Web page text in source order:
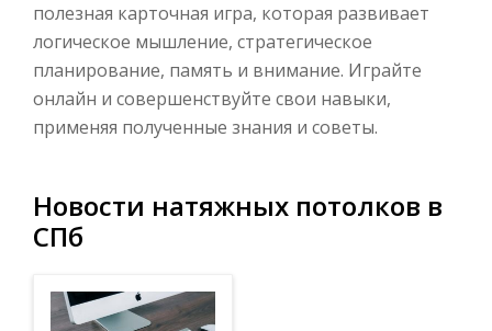
полезная карточная игра, которая развивает
логическое мышление, стратегическое
планирование, память и внимание. Играйте
онлайн и совершенствуйте свои навыки,
применяя полученные знания и советы.
Новости натяжных потолков в
СПб